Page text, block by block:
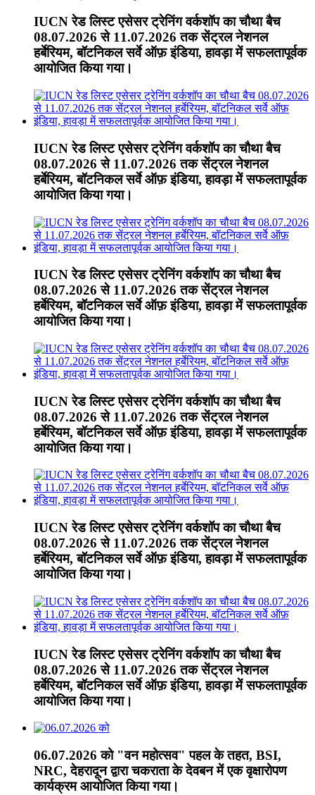
IUCN रेड लिस्ट एसेसर ट्रेनिंग वर्कशॉप का चौथा बैच
08.07.2026 से 11.07.2026 तक सेंट्रल नेशनल
हर्बेरियम, बॉटनिकल सर्वे ऑफ़ इंडिया, हावड़ा में सफलतापूर्वक
आयोजित किया गया।
IUCN रेड लिस्ट एसेसर ट्रेनिंग वर्कशॉप का चौथा बैच
08.07.2026 से 11.07.2026 तक सेंट्रल नेशनल
हर्बेरियम, बॉटनिकल सर्वे ऑफ़ इंडिया, हावड़ा में सफलतापूर्वक
आयोजित किया गया।
IUCN रेड लिस्ट एसेसर ट्रेनिंग वर्कशॉप का चौथा बैच
08.07.2026 से 11.07.2026 तक सेंट्रल नेशनल
हर्बेरियम, बॉटनिकल सर्वे ऑफ़ इंडिया, हावड़ा में सफलतापूर्वक
आयोजित किया गया।
IUCN रेड लिस्ट एसेसर ट्रेनिंग वर्कशॉप का चौथा बैच
08.07.2026 से 11.07.2026 तक सेंट्रल नेशनल
हर्बेरियम, बॉटनिकल सर्वे ऑफ़ इंडिया, हावड़ा में सफलतापूर्वक
आयोजित किया गया।
IUCN रेड लिस्ट एसेसर ट्रेनिंग वर्कशॉप का चौथा बैच
08.07.2026 से 11.07.2026 तक सेंट्रल नेशनल
हर्बेरियम, बॉटनिकल सर्वे ऑफ़ इंडिया, हावड़ा में सफलतापूर्वक
आयोजित किया गया।
IUCN रेड लिस्ट एसेसर ट्रेनिंग वर्कशॉप का चौथा बैच
08.07.2026 से 11.07.2026 तक सेंट्रल नेशनल
हर्बेरियम, बॉटनिकल सर्वे ऑफ़ इंडिया, हावड़ा में सफलतापूर्वक
आयोजित किया गया।
06.07.2026 को "वन महोत्सव" पहल के तहत, BSI,
NRC, देहरादून द्वारा चकराता के देवबन में एक वृक्षारोपण
कार्यक्रम आयोजित किया गया।